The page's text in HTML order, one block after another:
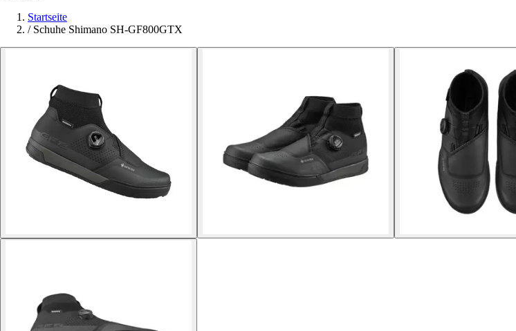
Startseite
/ Schuhe Shimano SH-GF800GTX